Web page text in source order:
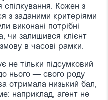
Кожен з
з заданими критеріями
виконані потрібні
чи залишився клієнт
в часові рамки.
не тільки підсумковий
нього — свого роду
отримала низький бал,
наприклад, агент не